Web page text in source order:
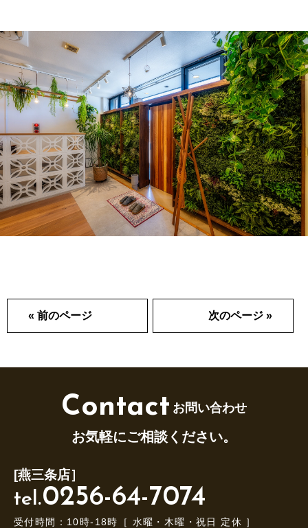
« 前のページ 次のページ »
Contact お問い合わせ
お気軽にご相談ください。
[燕三条店］
tel.0256-64-7074
受付時間：10時-18時［ 水曜・木曜・祝日 定休 ］